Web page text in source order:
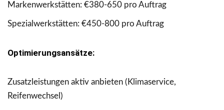
Markenwerkstätten: €380-650 pro Auftrag
Spezialwerkstätten: €450-800 pro Auftrag
Optimierungsansätze:
Zusatzleistungen aktiv anbieten (Klimaservice,
Reifenwechsel)